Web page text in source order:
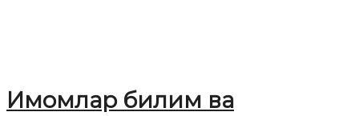
Имомлар билим ва